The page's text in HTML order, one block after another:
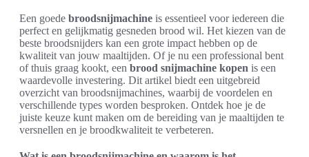
Een goede broodsnijmachine is essentieel voor iedereen die
perfect en gelijkmatig gesneden brood wil. Het kiezen van de
beste broodsnijders kan een grote impact hebben op de
kwaliteit van jouw maaltijden. Of je nu een professional bent
of thuis graag kookt, een brood snijmachine kopen is een
waardevolle investering. Dit artikel biedt een uitgebreid
overzicht van broodsnijmachines, waarbij de voordelen en
verschillende types worden besproken. Ontdek hoe je de
juiste keuze kunt maken om de bereiding van je maaltijden te
versnellen en je broodkwaliteit te verbeteren.